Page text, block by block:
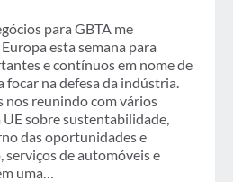
para GBTA me
esta semana para
e contínuos em nome de
focar na defesa da indústria.
nos reunindo com vários
sobre sustentabilidade,
das oportunidades e
serviços de automóveis e
uma…